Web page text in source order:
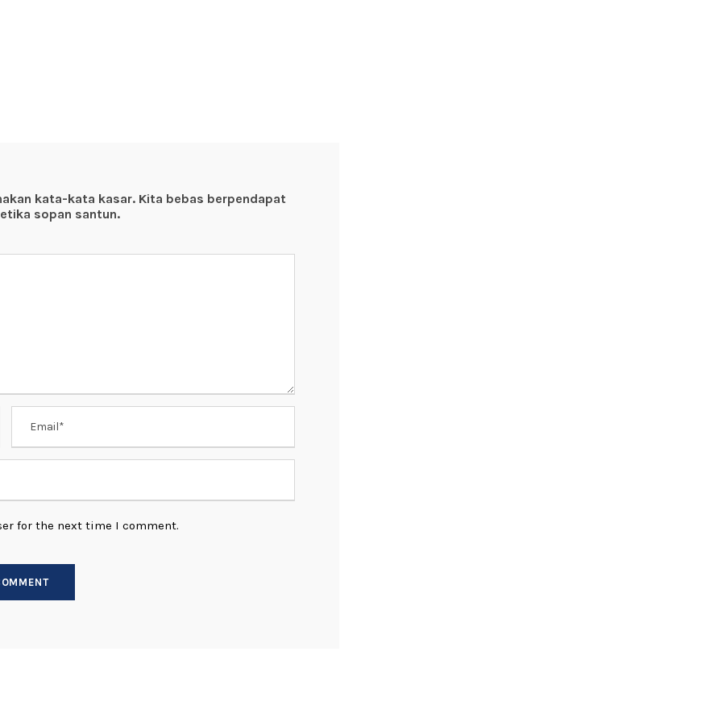
kata-kata kasar. Kita bebas berpendapat
sopan santun.
for the next time I comment.